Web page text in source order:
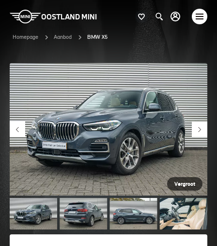
OOSTLAND MINI
Homepage Aanbod BMW X5
Vergroot